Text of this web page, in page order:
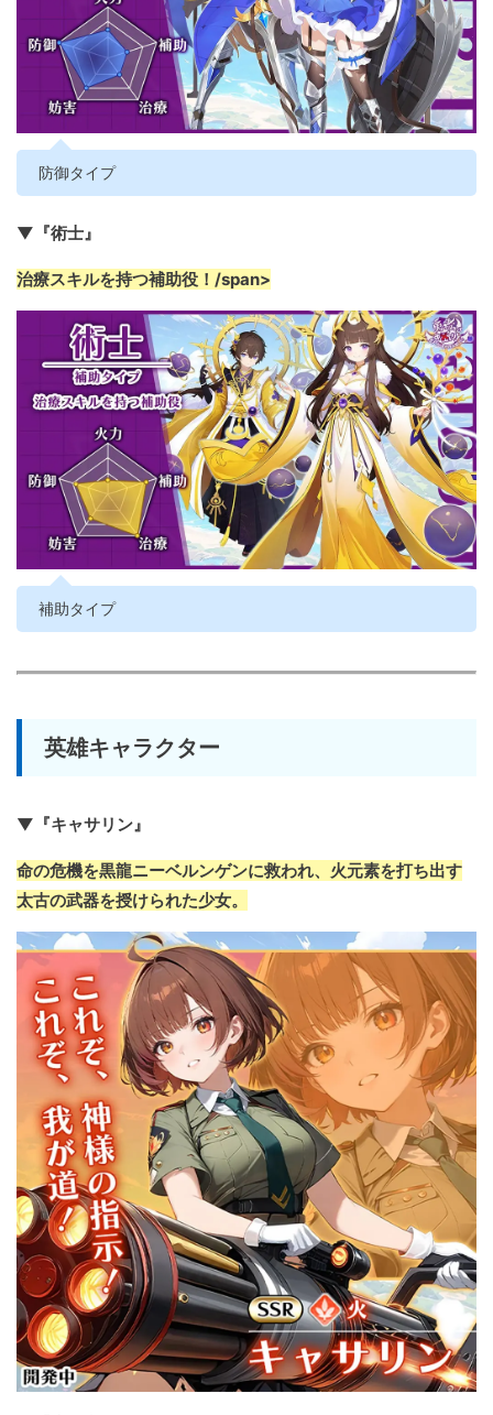
防御タイプ
▼『術士』
治療スキルを持つ補助役！/span>
補助タイプ
英雄キャラクター
▼『キャサリン』
命の危機を黒龍ニーベルンゲンに救われ、火元素を打ち出す
太古の武器を授けられた少女。